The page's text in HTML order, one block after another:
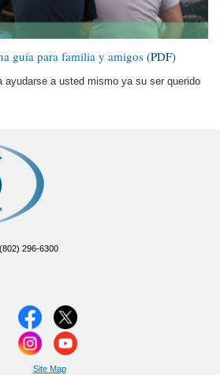
guía para familia y amigos (PDF)
ayudarse a usted mismo ya su ser querido
296-6300
Site Map